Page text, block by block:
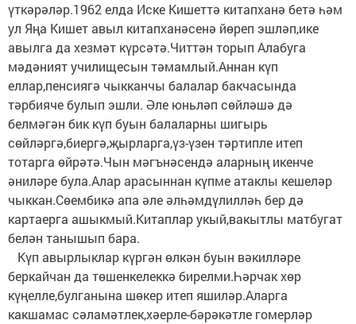
үткәрәләр.1962 елда Иске Кишеттә китапханә бетә һәм
ул Яңа Кишет авыл китапханәсенә йөреп эшләп,ике
авылга да хезмәт күрсәтә.Читтән торып Алабуга
мәдәният училищесын тәмамлый.Аннан күп
еллар,пенсиягә чыкканчы балалар бакчасында
тәрбияче булып эшли. Әле юньләп сөйләшә дә
белмәгән бик күп буын балаларны шигырь
сөйләргә,биергә,җырларга,үз-үзен тәртипле итеп
тотарга өйрәтә.Чын мәгънәсендә аларның икенче
әниләре була.Алар арасыннан күпме атаклы кешеләр
чыккан.Сөембикә апа әле әлһәмдүлилләһ бер дә
картаерга ашыкмый.Китаплар укый,вакытлы матбугат
белән танышып бара.
Күп авырлыклар күргән өлкән буын вәкилләре
беркайчан да төшенкелеккә бирелми.Һәрчак хөр
күңелле,булганына шөкер итеп яшиләр.Аларга
какшамас сәламәтлек,хәерле-бәрәкәтле гомерләр